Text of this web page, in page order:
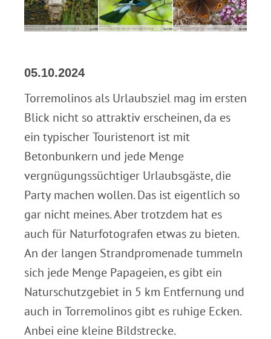
05.10.2024
Torremolinos als Urlaubsziel mag im ersten
Blick nicht so attraktiv erscheinen, da es
ein typischer Touristenort ist mit
Betonbunkern und jede Menge
vergnügungssüchtiger Urlaubsgäste, die
Party machen wollen. Das ist eigentlich so
gar nicht meines. Aber trotzdem hat es
auch für Naturfotografen etwas zu bieten.
An der langen Strandpromenade tummeln
sich jede Menge Papageien, es gibt ein
Naturschutzgebiet in 5 km Entfernung und
auch in Torremolinos gibt es ruhige Ecken.
Anbei eine kleine Bildstrecke.